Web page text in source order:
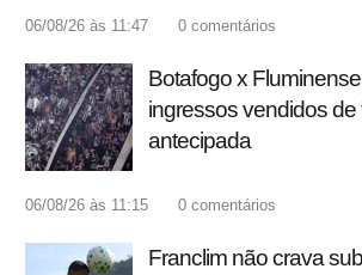
06/08/26 às 11:47 0 comentários
Botafogo x
ingressos vendidos de
antecipada
06/08/26 às 11:15 0 comentários
Franclim não crava